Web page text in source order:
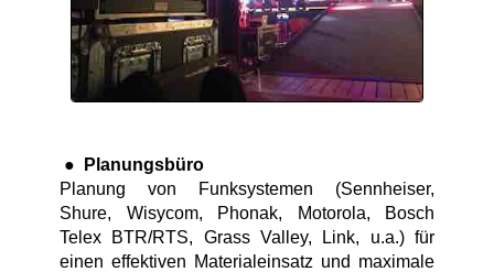
●
Planungsbüro
Planung von Funksystemen (Sennheiser,
Shure, Wisycom, Phonak, Motorola, Bosch
Telex BTR/RTS, Grass Valley, Link, u.a.) für
einen effektiven Materialeinsatz und maximale